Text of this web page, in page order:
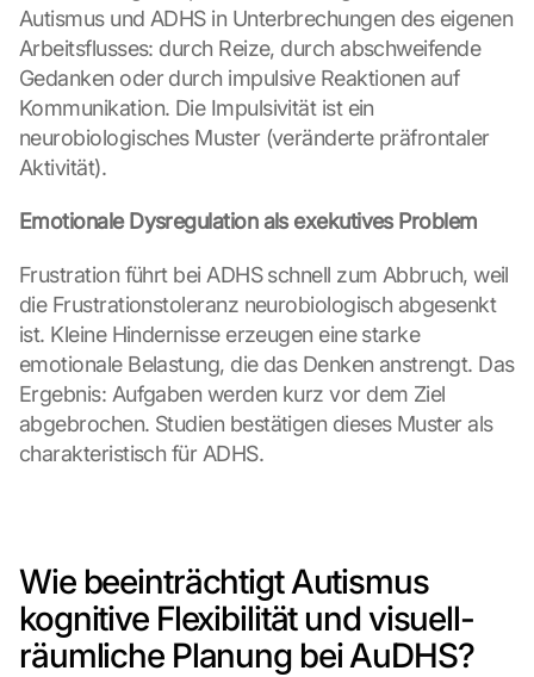
Autismus und ADHS in Unterbrechungen des eigenen
Arbeitsflusses: durch Reize, durch abschweifende
Gedanken oder durch impulsive Reaktionen auf
Kommunikation. Die Impulsivität ist ein
neurobiologisches Muster (veränderte präfrontaler
Aktivität).
Emotionale Dysregulation als exekutives Problem
Frustration führt bei ADHS schnell zum Abbruch, weil
die Frustrationstoleranz neurobiologisch abgesenkt
ist. Kleine Hindernisse erzeugen eine starke
emotionale Belastung, die das Denken anstrengt. Das
Ergebnis: Aufgaben werden kurz vor dem Ziel
abgebrochen. Studien bestätigen dieses Muster als
charakteristisch für ADHS.
Wie beeinträchtigt Autismus
kognitive Flexibilität und visuell-
räumliche Planung bei AuDHS?